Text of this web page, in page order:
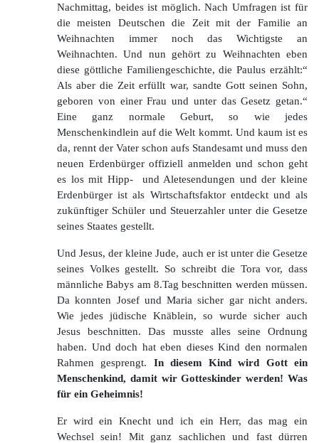
Nachmittag, beides ist möglich. Nach Umfragen ist für
die meisten Deutschen die Zeit mit der Familie an
Weihnachten immer noch das Wichtigste an
Weihnachten. Und nun gehört zu Weihnachten eben
diese göttliche Familiengeschichte, die Paulus erzählt:“
Als aber die Zeit erfüllt war, sandte Gott seinen Sohn,
geboren von einer Frau und unter das Gesetz getan.“
Eine ganz normale Geburt, so wie jedes
Menschenkindlein auf die Welt kommt. Und kaum ist es
da, rennt der Vater schon aufs Standesamt und muss den
neuen Erdenbürger offiziell anmelden und schon geht
es los mit Hipp- und Aletesendungen und der kleine
Erdenbürger ist als Wirtschaftsfaktor entdeckt und als
zukünftiger Schüler und Steuerzahler unter die Gesetze
seines Staates gestellt.
Und Jesus, der kleine Jude, auch er ist unter die Gesetze
seines Volkes gestellt. So schreibt die Tora vor, dass
männliche Babys am 8.Tag beschnitten werden müssen.
Da konnten Josef und Maria sicher gar nicht anders.
Wie jedes jüdische Knäblein, so wurde sicher auch
Jesus beschnitten. Das musste alles seine Ordnung
haben. Und doch hat eben dieses Kind den normalen
Rahmen gesprengt. In diesem Kind wird Gott ein
Menschenkind, damit wir Gotteskinder werden! Was
für ein Geheimnis!
Er wird ein Knecht und ich ein Herr, das mag ein
Wechsel sein! Mit ganz sachlichen und fast dürren